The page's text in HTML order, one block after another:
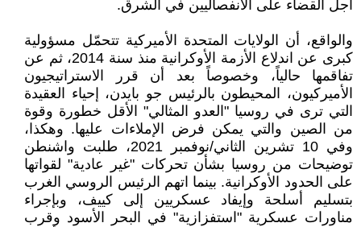
أجل القضاء على الانفصاليين في الشرق.
والواقع، أن الولايات المتحدة الأميركية تتحمّل مسؤولية
كبرى عن اندلاع الأزمة الأوكرانية منذ سنة 2014، ثم عن
تفاقمها حالياً، وخصوصاً بعد أن قرر الاستراتيجيون
الأميركيون، المحيطون بالرئيس جو بايدن، إحياء العقيدة
التي ترى في روسيا "العدو المثالي" الأقل خطورة وقوة
من الصين والتي يمكن فرض الإملاءات عليها. وهكذا،
وفي 10 تشرين الثاني/نوفمبر 2021، طلبت واشنطن
توضيحات من روسيا بشأن تحركات "غير عادية" لقواتها
على الحدود الأوكرانية. بينما اتهم الرئيس الروسي الغرب
بتسليم أسلحة وإيفاد عسكريين إلى كييف، وبإجراء
مناورات عسكرية "استفزازية" في البحر الأسود وقرب